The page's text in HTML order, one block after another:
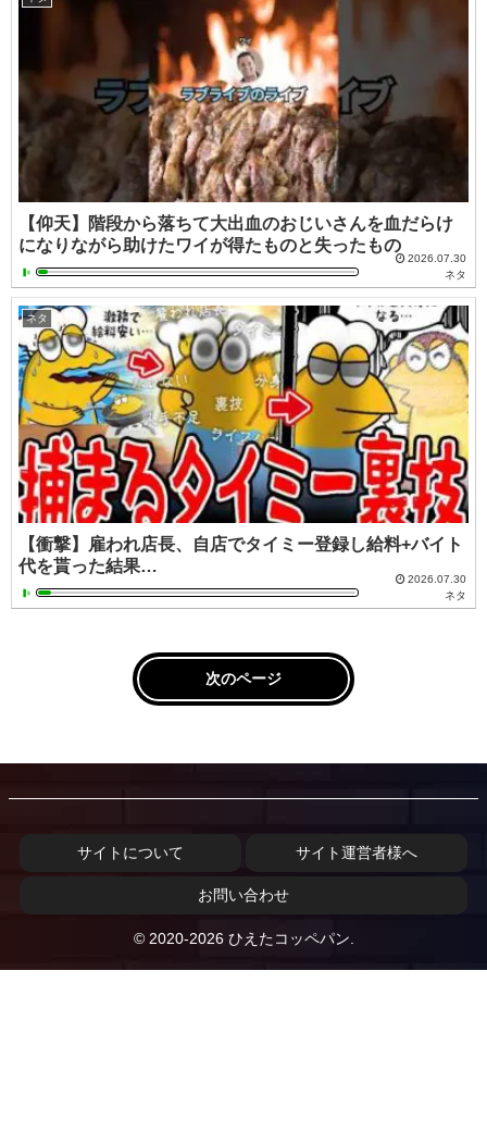
【仰天】階段から落ちて大出血のおじいさんを血だらけ
になりながら助けたワイが得たものと失ったもの
2026.07.30
ネタ
ネタ
【衝撃】雇われ店長、自店でタイミー登録し給料+バイト
代を貰った結果…
2026.07.30
ネタ
次のページ
サイトについて サイト運営者様へ
お問い合わせ
© 2020-2026 ひえたコッペパン.